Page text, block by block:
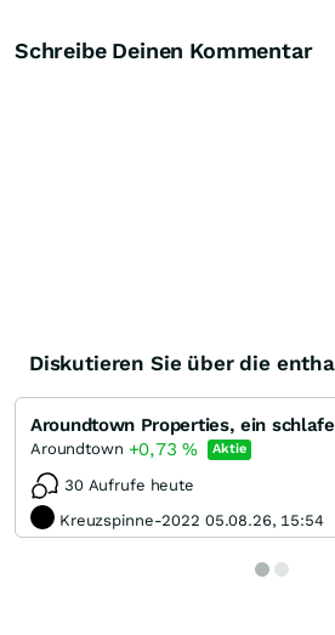
Schreibe Deinen Kommentar
Diskutieren Sie über die
Aroundtown +0,73 % Aktie
30 Aufrufe heute
Kreuzspinne-2022 05.08.26, 15:54